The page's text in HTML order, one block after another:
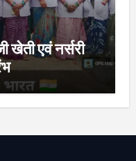
खेती एवं नर्सरी